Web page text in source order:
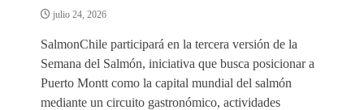
julio 24, 2026
SalmonChile participará en la tercera versión de la
Semana del Salmón, iniciativa que busca posicionar a
Puerto Montt como la capital mundial del salmón
mediante un circuito gastronómico, actividades